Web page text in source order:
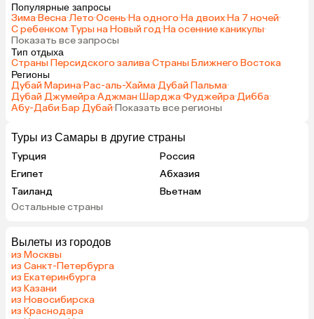
Популярные запросы
Зима·Весна·Лето·Осень·На одного·На двоих·На 7 ночей·
С ребенком·Туры на Новый год·На осенние каникулы·
Показать все запросы
Тип отдыха
Страны Персидского залива·Страны Ближнего Востока
Регионы
Дубай Марина·Рас-аль-Хайма·Дубай Пальма·
Дубай Джумейра·Аджман·Шарджа·Фуджейра·Дибба·
Абу-Даби·Бар Дубай·Показать все регионы
Туры из Самары в другие страны
Турция
Россия
Египет
Абхазия
Таиланд
Вьетнам
ОАЭ
Армения
Казахстан
Узбекистан
Катар
Гонконг
Остальные страны
Вылеты из городов
из Москвы
из Санкт-Петербурга
из Екатеринбурга
из Казани
из Новосибирска
из Краснодара